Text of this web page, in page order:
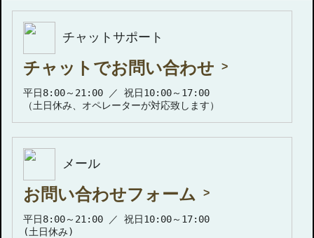
チャットサポート
チャットでお問い合わせ
平日8:00～21:00 ／ 祝日10:00～17:00
（土日休み、オペレーターが対応致します）
メール
お問い合わせフォーム
平日8:00～21:00 ／ 祝日10:00～17:00
(土日休み)